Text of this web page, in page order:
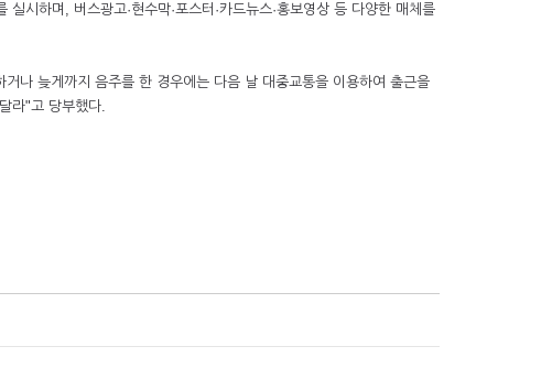
시하며, 버스광고·현수막·포스터·카드뉴스·홍보영상 등 다양한 매체를
나 늦게까지 음주를 한 경우에는 다음 날 대중교통을 이용하여 출근을
라"고 당부했다.